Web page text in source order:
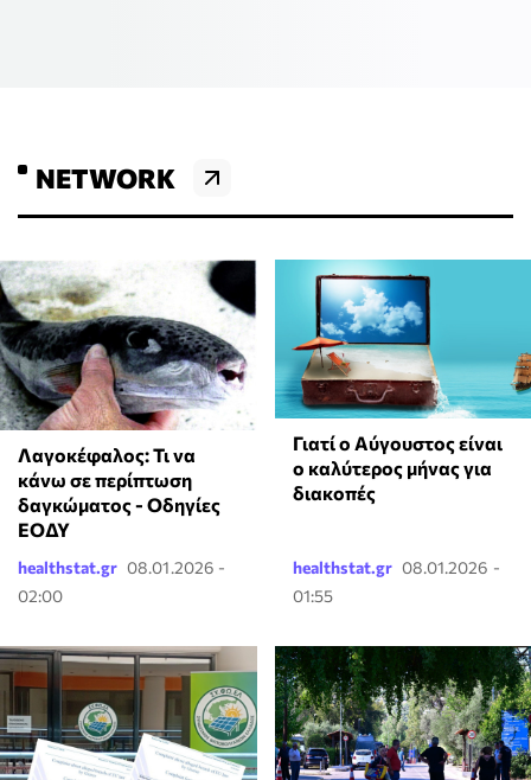
NETWORK
Λαγοκέφαλος: Τι να
κάνω σε περίπτωση
δαγκώματος - Οδηγίες
ΕΟΔΥ
healthstat.gr 08.01.2026 -
02:00
Γιατί ο Αύγουστος είναι
ο καλύτερος μήνας για
διακοπές
healthstat.gr 08.01.2026 -
01:55